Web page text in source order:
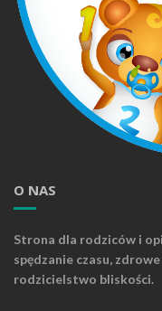
O NAS
Strona dla rodziców i
spędzanie czasu,
rodzicielstwo bliskości.